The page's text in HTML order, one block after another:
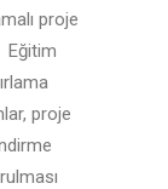
proje
Eğitim
proje